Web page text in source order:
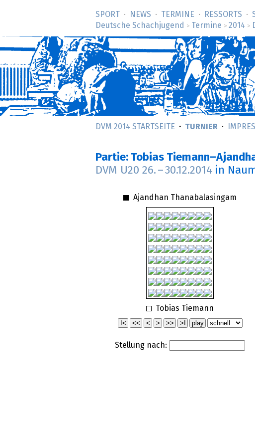
SPORT NEWS TERMINE RESSORTS
Deutsche Schachjugend
> Termine > 2014 >
DVM 2014 STARTSEITE TURNIER
Partie: Tobias
DVM U20 26. –30.12.2014 in
Ajandhan Thanabalasingam
Tobias Tiemann
Stellung nach: